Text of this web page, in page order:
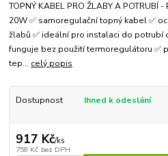
TOPNÝ KABEL PRO ŽLABY A POTRUBÍ
20W ✅ samoregulační topný kabel ✅
žlabů ✅ ideální pro instalaci do potrubí
funguje bez použití termoregulátoru ✅
tep... celý popis
Dostupnost Ihned k odeslání
917 Kč/ks
758 Kč bez DPH